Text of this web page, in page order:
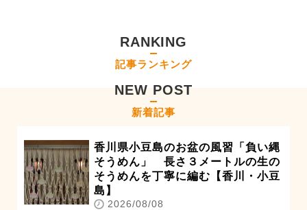
RANKING
記事ランキング
NEW POST
新着記事
香川県小豆島のお盆の風習「負い縄
そうめん」 長さ３メートルの生の
そうめんを丁寧に編む【香川・小豆
島】
2026/08/08